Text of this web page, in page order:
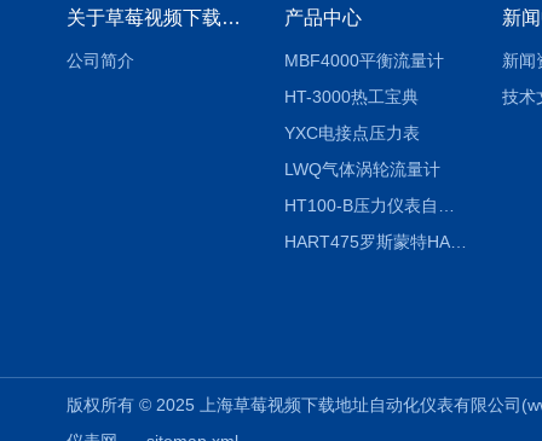
关于草莓视频下载地址
公司简介
产品中心
MBF4000平衡流量计
HT-3000热工宝典
YXC电接点压力表
LWQ气体涡轮流量计
HART475罗斯蒙特HART475手操器
新
新闻
技术
版权所有 © 2025 上海草莓视频下载地址自动化仪表有限公